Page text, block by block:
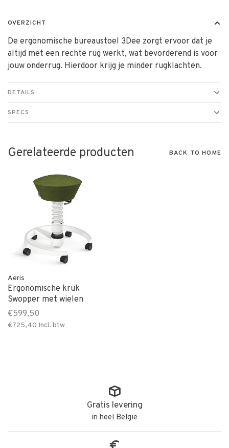
OVERZICHT
De ergonomische bureaustoel 3Dee zorgt ervoor dat je
altijd met een rechte rug werkt, wat bevorderend is voor
jouw onderrug. Hierdoor krijg je minder rugklachten.
DETAILS
SPECS
Gerelateerde producten BACK TO HOME
Aeris
Ergonomische kruk
Swopper met wielen
€599,50
€725,40 Incl. btw
Gratis levering
in heel België